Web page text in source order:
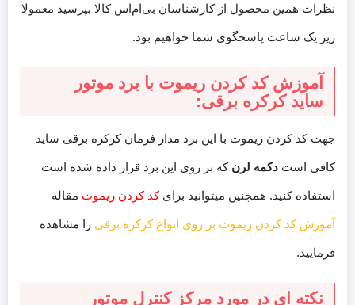
نظرات همین محصول از کارشناسان بی‌ام‌اس کالا بپرسید معمولا
زیر یک ساعت پاسخگوی شما خواهیم بود.
آموزش کد کردن ریموت با برد موتور
ساید کرکره برقی:
جهت کد کردن ریموت با این برد مدار فرمان کرکره برقی ساید
کافی است دکمه لرن که بر روی این برد قرار داده شده است
استفاده کنید. همچنین میتوانید برایکد کردن ریموت مقاله
آموزش کد کردن ریموت بر روی انواع کرکره برقی را مشاهده
فرمایید.
نکته ای در مورد مرکز کنترل موتور